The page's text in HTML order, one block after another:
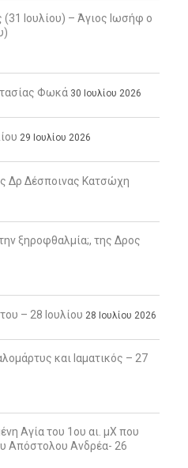
Ιουλίου) – Άγιος Ιωσήφ ο
Φωκά 30 Ιουλίου 2026
29 Ιουλίου 2026
Δρ Δέσποινας Κατσώχη
ξηροφθαλμία;, της Δρος
– 28 Ιουλίου 28 Ιουλίου 2026
και Ιαματικός – 27
Αγία του 1ου αι. μΧ που
Απόστολου Ανδρέα- 26